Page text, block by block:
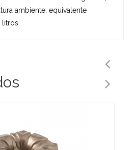
ambiente, equivalente